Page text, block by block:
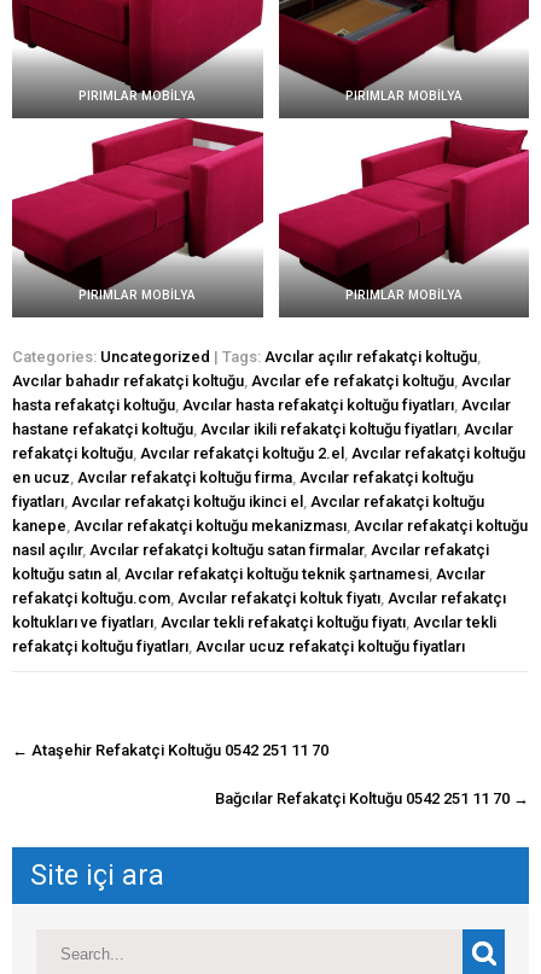
PIRIMLAR MOBİLYA PIRIMLAR MOBİLYA
PIRIMLAR MOBİLYA PIRIMLAR MOBİLYA
Categories: Uncategorized | Tags: Avcılar açılır refakatçi koltuğu
Avcılar bahadır refakatçi koltuğu Avcılar efe refakatçi koltuğu Avcılar
hasta refakatçi koltuğu Avcılar hasta refakatçi koltuğu fiyatları Avcılar
hastane refakatçi koltuğu Avcılar ikili refakatçi koltuğu fiyatları Avcılar
refakatçi koltuğu Avcılar refakatçi koltuğu 2.el
Avcılar refakatçi koltuğu
en ucuz Avcılar refakatçi koltuğu firma Avcılar refakatçi koltuğu
fiyatları Avcılar refakatçi koltuğu ikinci el
Avcılar refakatçi koltuğu
kanepe Avcılar refakatçi koltuğu mekanizması Avcılar refakatçi koltuğu
nasıl açılır, Avcılar refakatçi koltuğu satan firmalar, Avcılar refakatçi
koltuğu satın al
Avcılar refakatçi koltuğu teknik şartnamesi Avcılar
refakatçi koltuğu.com Avcılar refakatçi koltuk fiyatı Avcılar refakatçı
koltukları ve fiyatları Avcılar tekli refakatçi koltuğu fiyatı Avcılar tekli
refakatçi koltuğu fiyatları Avcılar ucuz refakatçi koltuğu fiyatları
navigasyon
← Ataşehir Refakatçi Koltuğu 0542 251 11 70
Bağcılar Refakatçi Koltuğu 0542 251 11 70 →
Site içi ara